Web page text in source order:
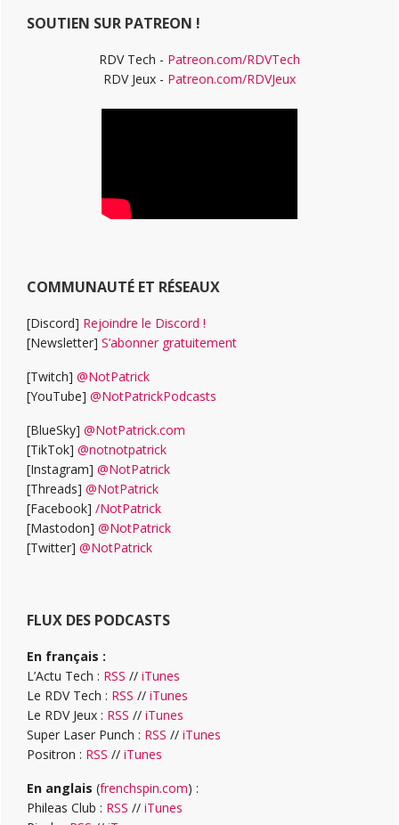
SOUTIEN SUR PATREON !
RDV Tech - Patreon.com/RDVTech
RDV Jeux - Patreon.com/RDVJeux
COMMUNAUTÉ ET RÉSEAUX
[Discord] Rejoindre le Discord !
[Newsletter] S’abonner gratuitement
[Twitch] @NotPatrick
[YouTube] @NotPatrickPodcasts
[BlueSky] @NotPatrick.com
[TikTok] @notnotpatrick
[Instagram] @NotPatrick
[Threads] @NotPatrick
[Facebook] /NotPatrick
[Mastodon] @NotPatrick
[Twitter] @NotPatrick
FLUX DES PODCASTS
En français :
L’Actu Tech : RSS // iTunes
Le RDV Tech : RSS // iTunes
Le RDV Jeux : RSS // iTunes
Super Laser Punch : RSS // iTunes
Positron : RSS // iTunes
En anglais (frenchspin.com) :
Phileas Club : RSS // iTunes